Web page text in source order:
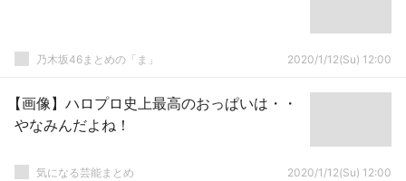
乃木坂46まとめの「ま」 2020/1/12(Su) 12:00
【画像】ハロプロ史上最高のおっぱいは・・
やなみんだよね！
気になる芸能まとめ 2020/1/12(Su) 12:00